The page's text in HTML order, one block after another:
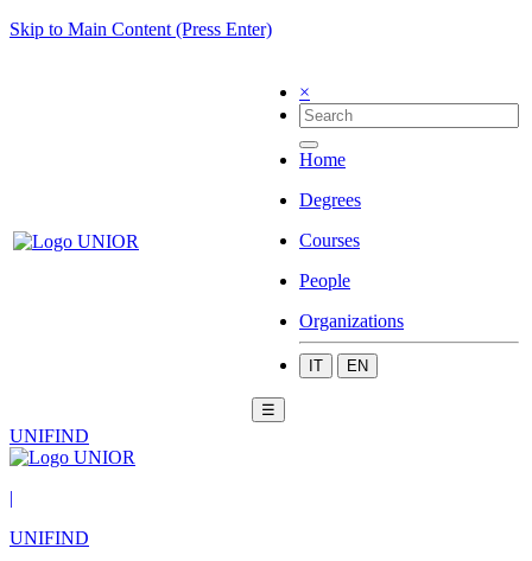
Skip to Main Content (Press Enter)
×
Home
Degrees
Courses
People
Organizations
IT EN
☰
UNIFIND
|
UNIFIND